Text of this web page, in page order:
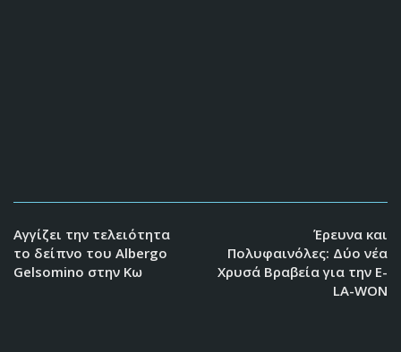
Αγγίζει την τελειότητα
το δείπνο του Albergo
Gelsomino στην Κω
Έρευνα και
Πολυφαινόλες: Δύο νέα
Χρυσά Βραβεία για την E-
LA-WON